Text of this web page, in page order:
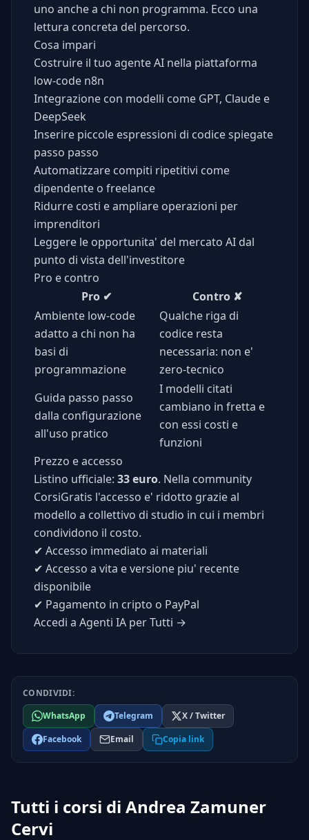
uno anche a chi non programma. Ecco una
lettura concreta del percorso.
Cosa impari
Costruire il tuo agente AI nella piattaforma
low-code n8n
Integrazione con modelli come GPT, Claude e
DeepSeek
Inserire piccole espressioni di codice spiegate
passo passo
Automatizzare compiti ripetitivi come
dipendente o freelance
Ridurre costi e ampliare operazioni per
imprenditori
Leggere le opportunita' del mercato AI dal
punto di vista dell'investitore
Pro e contro
Pro ✔ Contro ✘
Ambiente low-code
adatto a chi non ha
basi di
programmazione
Qualche riga di
codice resta
necessaria: non e'
zero-tecnico
Guida passo passo
dalla configurazione
all'uso pratico
I modelli citati
cambiano in fretta e
con essi costi e
funzioni
Prezzo e accesso
Listino ufficiale: 33 euro. Nella community
CorsiGratis l'accesso e' ridotto grazie al
modello a collettivo di studio in cui i membri
condividono il costo.
✔ Accesso immediato ai materiali
✔ Accesso a vita e versione piu' recente
disponibile
✔ Pagamento in cripto o PayPal
Accedi a Agenti IA per Tutti →
CONDIVIDI:
WhatsApp
Telegram
X / Twitter
Facebook
Email Copia link
Tutti i corsi di Andrea Zamuner
Cervi